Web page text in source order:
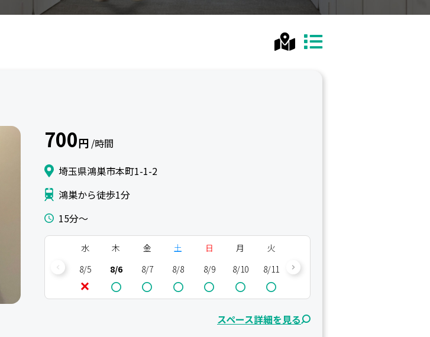
700円 /時間
埼玉県鴻巣市本町1-1-2
鴻巣から徒歩1分
15分〜
水
8/5
木
8/6
金
8/7
土
8/8
日
8/9
月
8/10
火
8/11
8/12
スペース詳細を見る